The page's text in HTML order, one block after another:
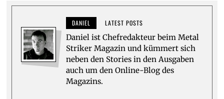
DANIEL LATEST POSTS
Daniel ist Chefredakteur beim Metal
Striker Magazin und kümmert sich
neben den Stories in den Ausgaben
auch um den Online-Blog des
Magazins.